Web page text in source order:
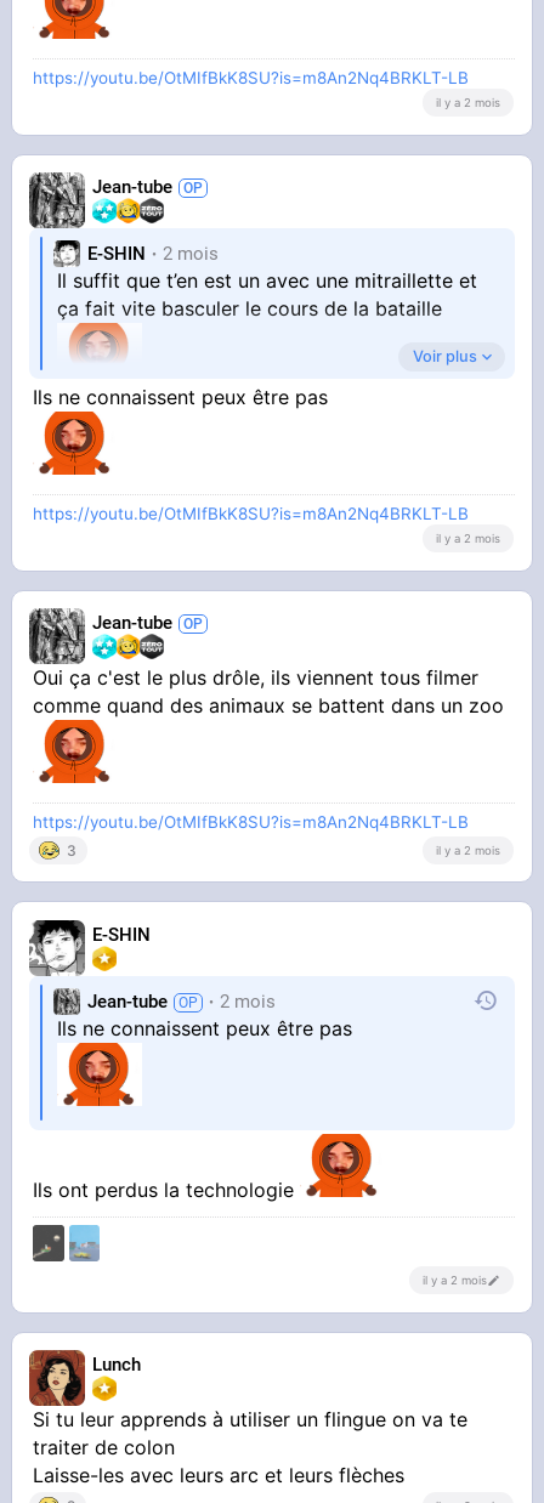
https://youtu.be/OtMIfBkK8SU?is=m8An2Nq4BRKLT-LB
il y a 2 mois
Jean-tube
E-SHIN 2 mois
Il suffit que t’en est un avec une mitraillette et
ça fait vite basculer le cours de la bataille
Ils sont cons un peu de pas y avoir pensé
Voir plus
Ils ne connaissent peux être pas
https://youtu.be/OtMIfBkK8SU?is=m8An2Nq4BRKLT-LB
il y a 2 mois
Jean-tube
Oui ça c'est le plus drôle, ils viennent tous filmer
comme quand des animaux se battent dans un zoo
https://youtu.be/OtMIfBkK8SU?is=m8An2Nq4BRKLT-LB
3 il y a 2 mois
E-SHIN
Jean-tube 2 mois
Ils ne connaissent peux être pas
Ils ont perdus la technologie
il y a 2 mois
Lunch
Si tu leur apprends à utiliser un flingue on va te
traiter de colon
Laisse-les avec leurs arc et leurs flèches